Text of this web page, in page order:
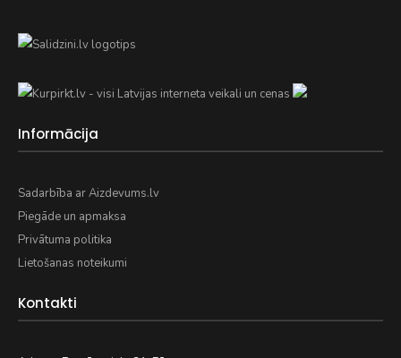
Informācija
Sadarbība ar Aizdevums.lv
Piegāde un apmaksa
Privātuma politika
Lietošanas noteikumi
Kontakti